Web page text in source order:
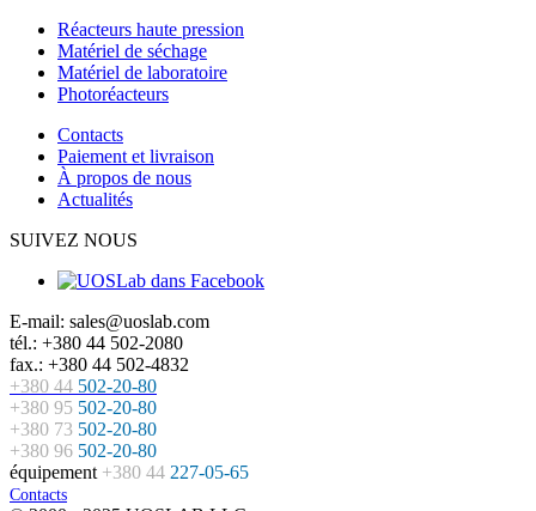
Réacteurs haute pression
Matériel de séchage
Matériel de laboratoire
Photoréacteurs
Contacts
Paiement et livraison
À propos de nous
Actualités
SUIVEZ NOUS
E-mail: sales@uoslab.com
tél.: +380 44 502-2080
fax.: +380 44 502-4832
+380 44 502-20-80
+380 95 502-20-80
+380 73 502-20-80
+380 96 502-20-80
équipement +380 44 227-05-65
Contacts